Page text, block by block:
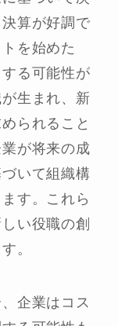
算が好調で
を始めた
る可能性が
生まれ、新
られること
が将来の成
いて組織構
す。これら
い役職の創
。
企業はコス